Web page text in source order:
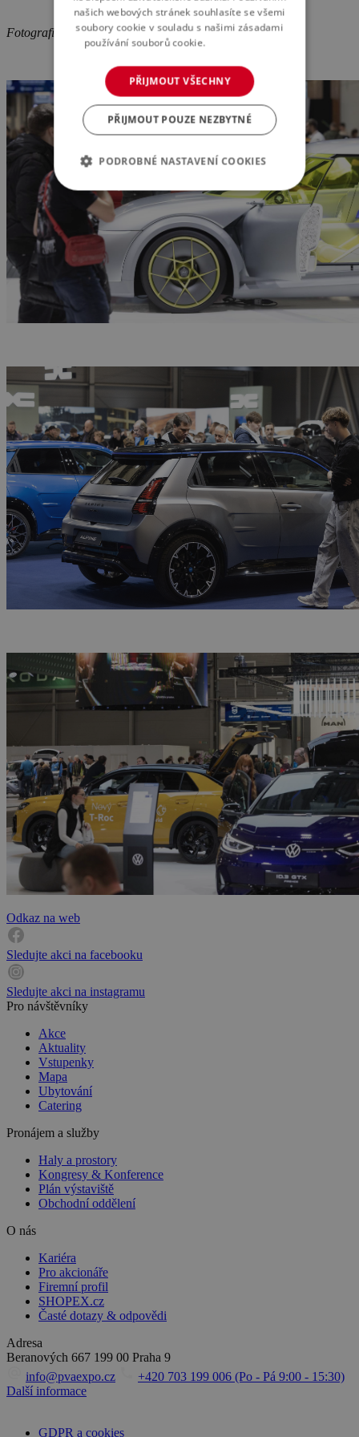
Fotografie z minulého ročníku:
Odkaz na web
Sledujte akci na facebooku
Sledujte akci na instagramu
Pro návštěvníky
Akce
Aktuality
Vstupenky
Mapa
Ubytování
Catering
Pronájem a služby
Haly a prostory
Kongresy & Konference
Plán výstaviště
Obchodní oddělení
O nás
Kariéra
Pro akcionáře
Firemní profil
SHOPEX.cz
Časté dotazy & odpovědi
Adresa
Beranových 667 199 00 Praha 9
info@pvaexpo.cz
+420 703 199 006 (Po - Pá 9:00 - 15:30)
Další informace
GDPR a cookies
našich webových stránek souhlasíte se všemi
soubory cookie v souladu s našimi zásadami
používání souborů cookie.
PŘIJMOUT VŠECHNY
PŘIJMOUT POUZE NEZBYTNÉ
PODROBNÉ NASTAVENÍ COOKIES